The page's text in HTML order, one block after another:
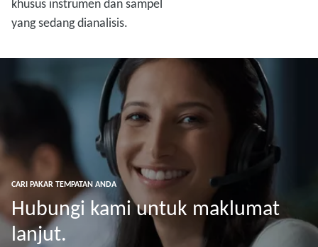
khusus instrumen dan sampel
yang sedang dianalisis.
CARI PAKAR TEMPATAN ANDA
Hubungi kami untuk maklumat
lanjut.